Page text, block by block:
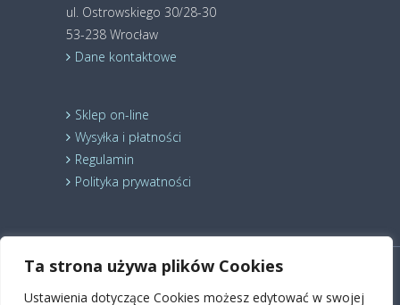
Ta strona używa plików Cookies
Ustawienia dotyczące Cookies możesz edytować w swojej
ul. Ostrowskiego 30/28-30
53-238 Wrocław
Dane kontaktowe
Sklep on-line
Wysyłka i płatności
Regulamin
Polityka prywatności
zastrzeżone.Suplement dietyKardiosuplement